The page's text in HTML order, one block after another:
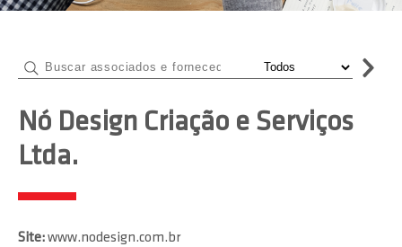
Nó Design Criação e Serviços
Ltda.
Site:www.nodesign.com.br